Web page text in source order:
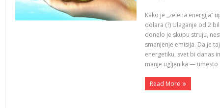
Kako je „zelena energija“
dolara (?) Ulaganje od 2
donelo je skupu struju,
smanjenje emisija. Da je
energetiku, svet bi danas
manje ugljenika — umesto
Read More